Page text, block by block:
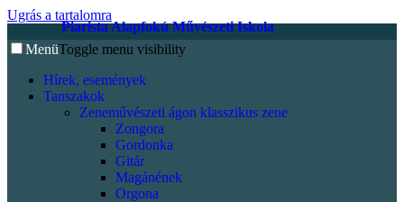
Ugrás a tartalomra
Piarista Alapfokú Művészeti Iskola
MenüToggle menu visibility
Hírek, események
Tanszakok
Zeneművészeti ágon klasszikus zene
Zongora
Gordonka
Gitár
Magánének
Orgona